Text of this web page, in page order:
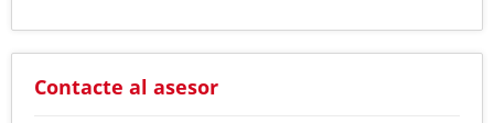
Contacte al asesor